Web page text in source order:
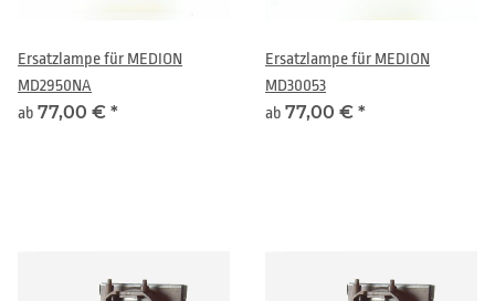
Ersatzlampe für MEDION
MD2950NA
ab 77,00 € *
Ersatzlampe für MEDION
MD30053
ab 77,00 € *